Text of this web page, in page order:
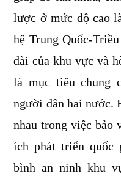
lược ở mức độ cao
hệ Trung Quốc-
dài của khu vực và
là mục tiêu chung
người dân hai nước.
nhau trong việc bảo
ích phát triển quốc
bình an ninh khu